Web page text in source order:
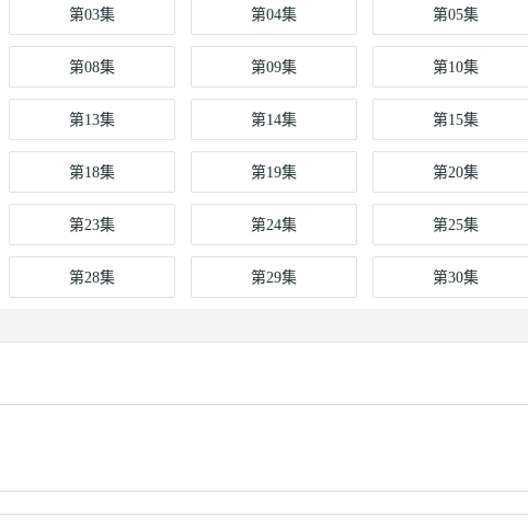
第03集 第04集 第05集
第08集 第09集 第10集
第13集 第14集 第15集
第18集 第19集 第20集
第23集 第24集 第25集
第28集 第29集 第30集